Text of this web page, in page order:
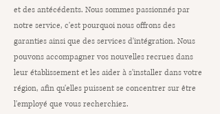
et des antécédents. Nous sommes passionnés par
notre service, c'est pourquoi nous offrons des
garanties ainsi que des services d'intégration. Nous
pouvons accompagner vos nouvelles recrues dans
leur établissement et les aider à s'installer dans votre
région, afin qu'elles puissent se concentrer sur être
l'employé que vous recherchiez.